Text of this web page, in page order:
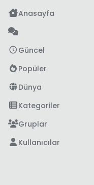
İçeriğe atla
Anasayfa
Güncel
Popüler
Dünya
Kategoriler
Gruplar
Kullanıcılar